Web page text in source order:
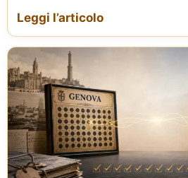
Leggi l’articolo